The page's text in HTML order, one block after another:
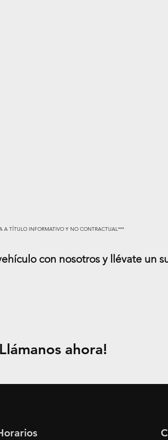
A TÍTULO INFORMATIVO Y NO CONTRACTUAL***
con nosotros y llévate un
ahora!